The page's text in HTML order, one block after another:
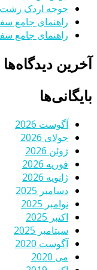
جوجه اردک
راهنمای جامع
راهنمای جامع
آخرین دیدگاه‌ها
بایگانی‌ها
آگوست 2026
جولای 2026
ژوئن 2026
فوریه 2026
ژانویه 2026
دسامبر 2025
نوامبر 2025
اکتبر 2025
سپتامبر 2025
آگوست 2020
می 2020